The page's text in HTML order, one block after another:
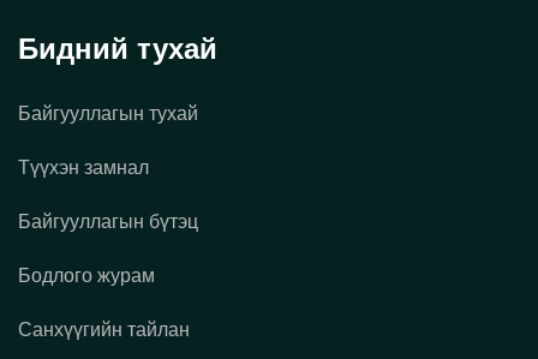
Бидний тухай
Байгууллагын тухай
Түүхэн замнал
Байгууллагын бүтэц
Бодлого журам
Санхүүгийн тайлан